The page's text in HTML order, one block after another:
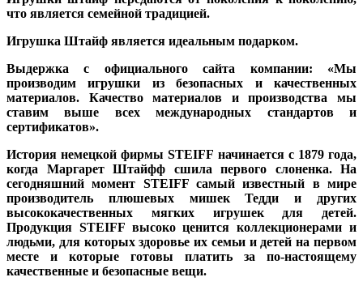
что является семейной традицией.
Игрушка Штайф является идеальным подарком.
Выдержка с официального сайта компании: «Мы
производим игрушки из безопасных и качественных
материалов. Качество материалов и производства мы
ставим выше всех международных стандартов и
сертификатов».
История немецкой фирмы STEIFF начинается с 1879 года,
когда Маргарет Штайфф сшила первого слоненка. На
сегодняшний момент STEIFF самый известный в мире
производитель плюшевых мишек Тедди и других
высококачественных мягких игрушек для детей.
Продукция STEIFF высоко ценится коллекционерами и
людьми, для которых здоровье их семьи и детей на первом
месте и которые готовы платить за по-настоящему
качественные и безопасные вещи.